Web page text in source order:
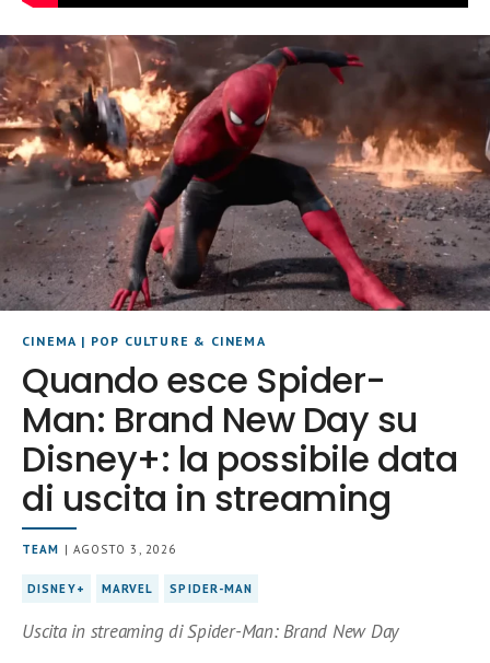
CINEMA | POP CULTURE & CINEMA
Quando esce Spider-
Man: Brand New Day su
Disney+: la possibile data
di uscita in streaming
TEAM | AGOSTO 3, 2026
DISNEY+ MARVEL SPIDER-MAN
Uscita in streaming di Spider-Man: Brand New Day